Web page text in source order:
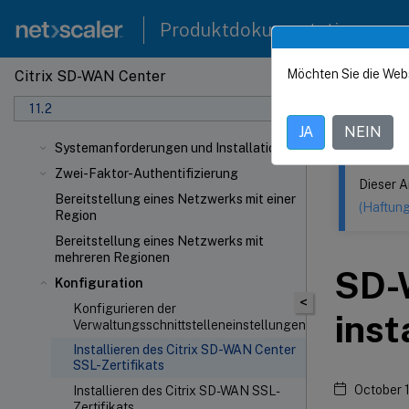
Produktdokumentation
Citrix SD-WAN Center
11.2
Systemanforderungen und Installation
Zwei-Faktor-Authentifizierung
Bereitstellung eines Netzwerks mit einer
Region
Bereitstellung eines Netzwerks mit
mehreren Regionen
Konfiguration
Konfigurieren der
Verwaltungsschnittstelleneinstellungen
Installieren des Citrix SD-WAN Center
SSL-Zertifikats
Installieren des Citrix SD-WAN SSL-
Dieser Inhalt
Citrix
<
Dieser
October
Möchten Sie die
JA NEIN